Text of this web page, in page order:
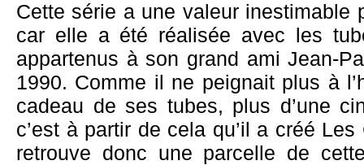
Cette série a une valeur inestimable
car elle a été réalisée avec les
appartenus à son grand ami Jean-
1990. Comme il ne peignait plus à
cadeau de ses tubes, plus d’une
c’est à partir de cela qu’il a créé
retrouve donc une parcelle de